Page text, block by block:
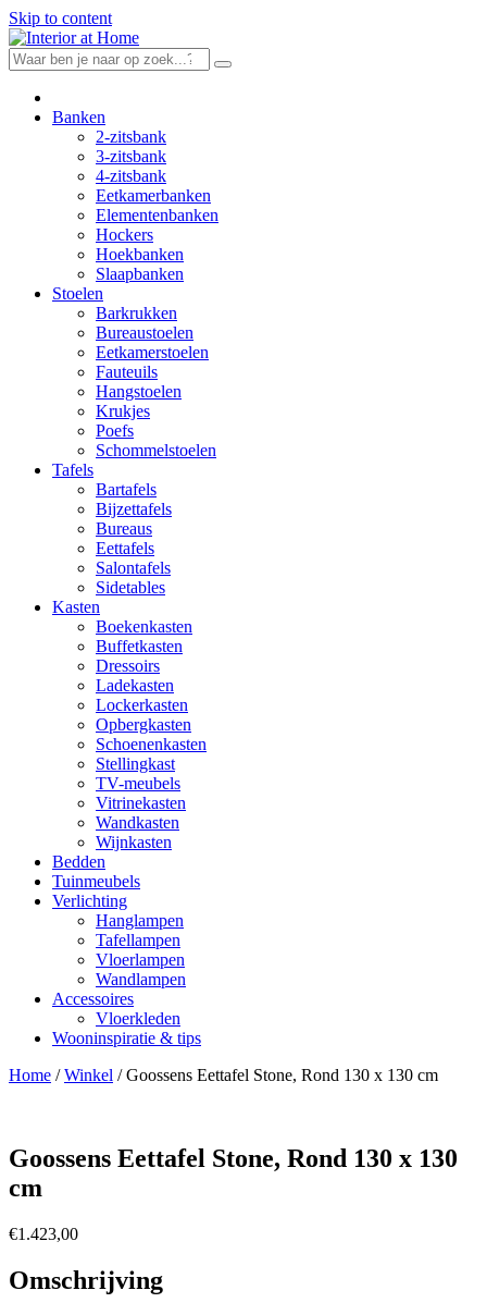
Skip to content
Banken
2-zitsbank
3-zitsbank
4-zitsbank
Eetkamerbanken
Elementenbanken
Hockers
Hoekbanken
Slaapbanken
Stoelen
Barkrukken
Bureaustoelen
Eetkamerstoelen
Fauteuils
Hangstoelen
Krukjes
Poefs
Schommelstoelen
Tafels
Bartafels
Bijzettafels
Bureaus
Eettafels
Salontafels
Sidetables
Kasten
Boekenkasten
Buffetkasten
Dressoirs
Ladekasten
Lockerkasten
Opbergkasten
Schoenenkasten
Stellingkast
TV-meubels
Vitrinekasten
Wandkasten
Wijnkasten
Bedden
Tuinmeubels
Verlichting
Hanglampen
Tafellampen
Vloerlampen
Wandlampen
Accessoires
Vloerkleden
Wooninspiratie & tips
Home /Winkel /Goossens Eettafel Stone, Rond 130 x 130 cm
Goossens Eettafel Stone, Rond 130 x 130
cm
€1.423,00
Omschrijving